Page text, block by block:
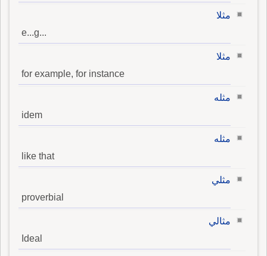
مثلا
e...g...
مثلا
for example, for instance
مثله
idem
مثله
like that
مثلي
proverbial
مثالي
Ideal